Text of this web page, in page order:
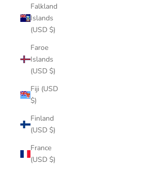
Falkland
Islands
(USD $)
Faroe
Islands
(USD $)
Fiji (USD
$)
Finland
(USD $)
France
(USD $)